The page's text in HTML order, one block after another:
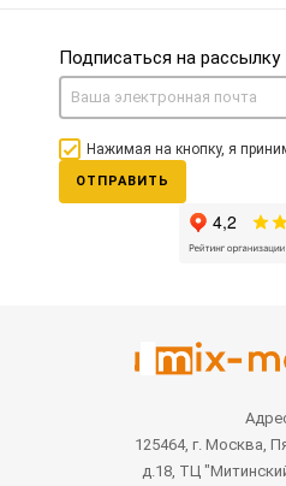
Подписаться на рассылку
Нажимая на кнопку, я
ОТПРАВИТЬ
125464, г. Москва,
д.18, ТЦ